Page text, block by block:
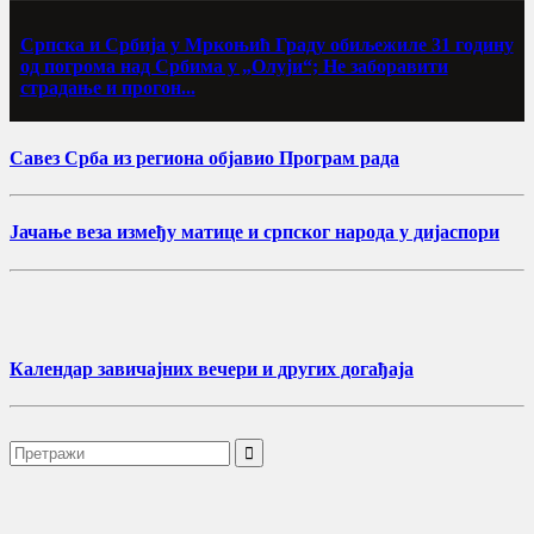
Српска и Србија у Мркоњић Граду обиљежиле 31 годину
од погрома над Србима у „Олуји“; Не заборавити
страдање и прогон...
Савез Срба из региона објавио Програм рада
Јачање веза између матице и српског народа у дијаспори
Календар завичајних вечери и других догађаја